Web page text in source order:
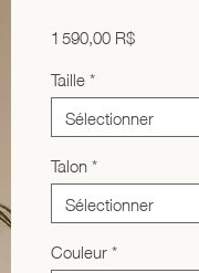
1 590,00 R$Prix
Taille*
Sélectionner
Talon*
Sélectionner
Couleur*